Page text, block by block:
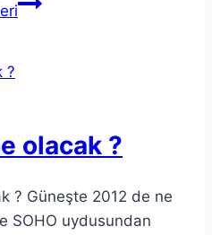
olacak ?
? Güneşte 2012 de ne
SOHO uydusundan